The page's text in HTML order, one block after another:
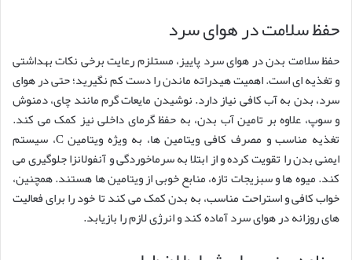
حفظ سلامت در هوای سرد
حفظ سلامت بدن در هوای سرد پاییز، مستلزم رعایت برخی نکات بهداشتی
و تغذیه ای است. اهمیت هیدراته ماندن را دست کم نگیرید؛ حتی در هوای
سرد، بدن به آب کافی نیاز دارد. نوشیدن مایعات گرم مانند چای، دمنوش
و سوپ، علاوه بر تامین آب بدن، به حفظ گرمای داخلی نیز کمک می کند.
تغذیه مناسب و مصرف کافی ویتامین ها، به ویژه ویتامین C، سیستم
ایمنی بدن را تقویت کرده و از ابتلا به سرماخوردگی و آنفولانزا جلوگیری می
کند. میوه ها و سبزیجات تازه، منابع خوبی از ویتامین ها هستند. همچنین،
خواب کافی و استراحت مناسب، به بدن کمک می کند تا خود را برای فعالیت
های روزانه در هوای سرد آماده کند و انرژی لازم را بازیابد.